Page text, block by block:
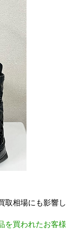
取相場にも影響し
を買われたお客様